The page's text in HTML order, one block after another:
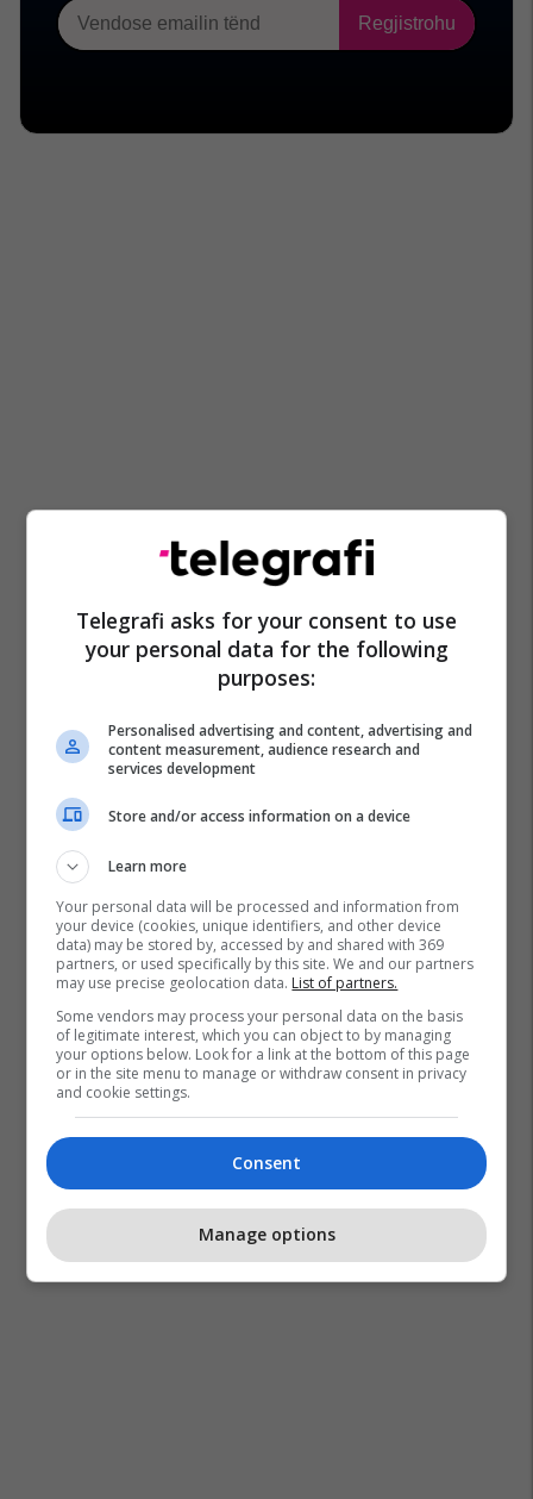
Telegrafi asks for your consent to use
your personal data for the following
purposes:
Personalised advertising and content, advertising and
content measurement, audience research and
services development
Store and/or access information on a device
Learn more
Your personal data will be processed and information from
your device (cookies, unique identifiers, and other device
data) may be stored by, accessed by and shared with 369
partners, or used specifically by this site. We and our partners
may use precise geolocation data. List of partners.
Some vendors may process your personal data on the basis
of legitimate interest, which you can object to by managing
your options below. Look for a link at the bottom of this page
or in the site menu to manage or withdraw consent in privacy
and cookie settings.
Consent
Manage options